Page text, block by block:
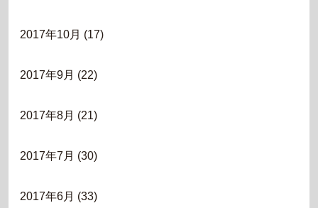
2017年10月 (17)
2017年9月 (22)
2017年8月 (21)
2017年7月 (30)
2017年6月 (33)